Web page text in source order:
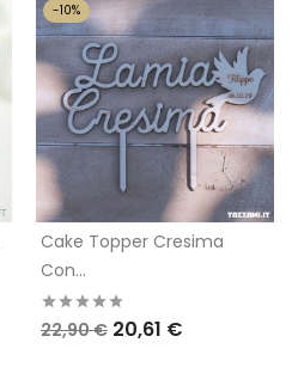
Cake Topper Cresima
Con...
22,90 € 20,61 €
-10%